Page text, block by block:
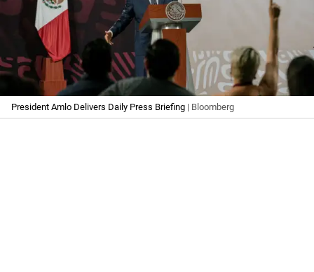
President Amlo Delivers Daily Press Briefing | Bloomberg